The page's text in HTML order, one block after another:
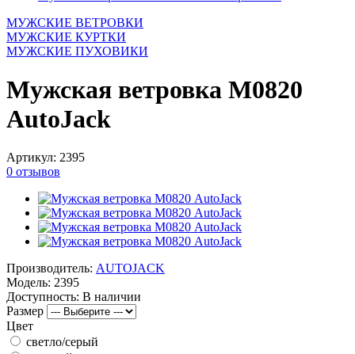
МУЖСКИЕ ВЕТРОВКИ
МУЖСКИЕ КУРТКИ
МУЖСКИЕ ПУХОВИКИ
Мужская ветровка М0820
AutoJack
Артикул: 2395
0 отзывов
Производитель: AUTOJACK
Модель: 2395
Доступность: В наличии
Размер
Цвет
светло/серый